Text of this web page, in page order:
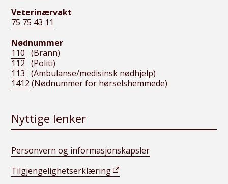
Veterinærvakt
75 75 43 11
Nødnummer
110 (Brann)
112 (Politi)
113 (Ambulanse/medisinsk nødhjelp)
1412 (Nødnummer for hørselshemmede)
Nyttige lenker
Personvern og informasjonskapsler
Tilgjengelighetserklæring